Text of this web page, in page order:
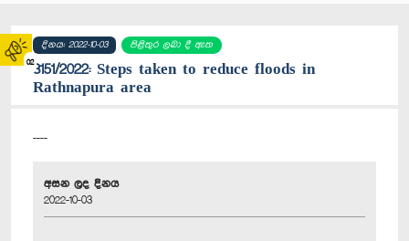
02
දිනය: 2022-10-03 පිළිතුර ලබා දී ඇත
3151/2022: Steps taken to reduce floods in
Rathnapura area
----
අසන ලද දිනය
2022-10-03